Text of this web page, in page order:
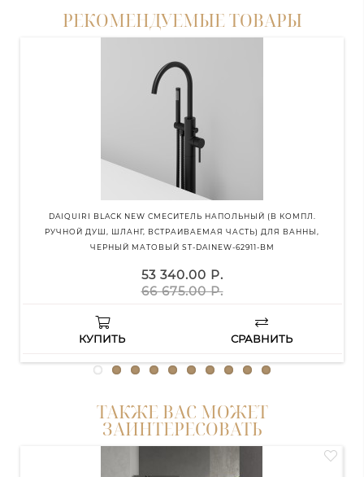
РЕКОМЕНДУЕМЫЕ ТОВАРЫ
DAIQUIRI BLACK NEW СМЕСИТЕЛЬ НАПОЛЬНЫЙ (В КОМПЛ.
РУЧНОЙ ДУШ, ШЛАНГ, ВСТРАИВАЕМАЯ ЧАСТЬ) ДЛЯ ВАННЫ,
ЧЕРНЫЙ МАТОВЫЙ ST-DAINEW-62911-BM
53 340.00 Р.
66 675.00 Р.
КУПИТЬ СРАВНИТЬ
ТАКЖЕ ВАС МОЖЕТ
ЗАИНТЕРЕСОВАТЬ